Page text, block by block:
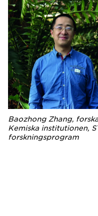
Baozhong Zhang,
Kemiska institutionen,
forskningsprogram